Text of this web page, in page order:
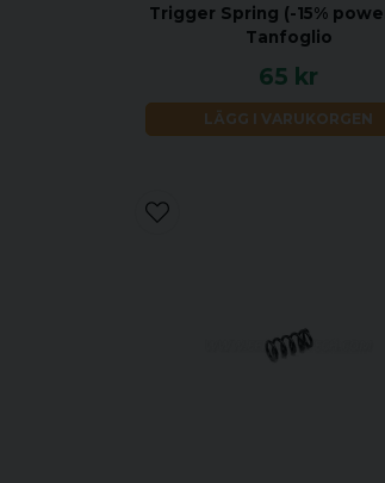
Trigger Spring (-15%
Tanfoglio
65 kr
LÄGG I VARUKORGEN